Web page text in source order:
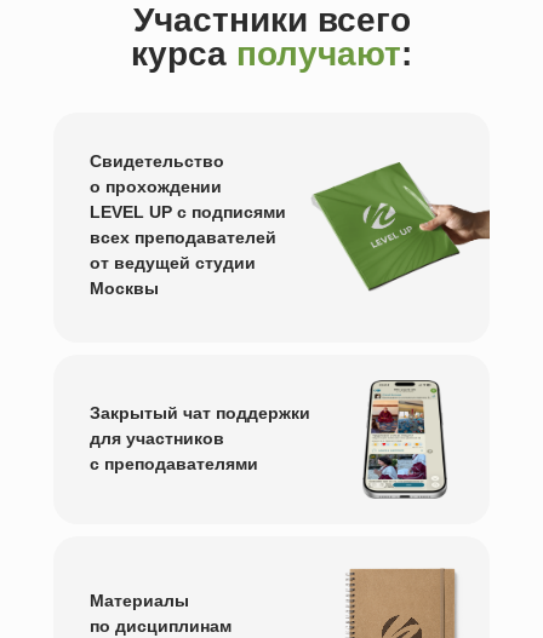
Участники всего
курса получают:
Свидетельство
о прохождении
LEVEL UP с подписями
всех преподавателей
от ведущей студии
Москвы
Закрытый чат поддержки
для участников
с преподавателями
Материалы
по дисциплинам